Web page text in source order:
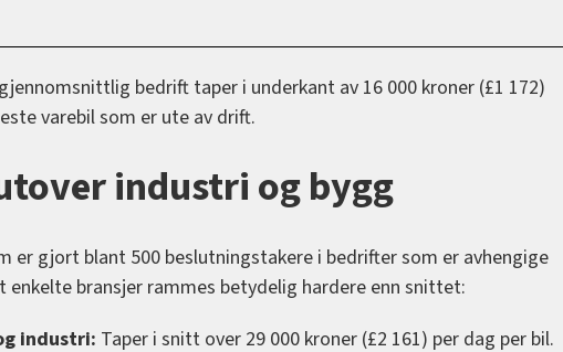
bedrift taper i underkant av 16 000 kroner (£1 172)
varebil som er ute av drift.
industri og bygg
er gjort blant 500 beslutningstakere i bedrifter som er avhengige
enkelte bransjer rammes betydelig hardere enn snittet:
industri: Taper i snitt over 29 000 kroner (£2 161) per dag per bil.